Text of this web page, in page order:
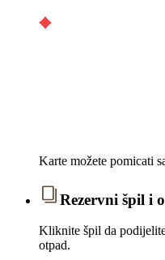
Karte možete pomicati
Rezervni špil i
Kliknite špil da
otpad.